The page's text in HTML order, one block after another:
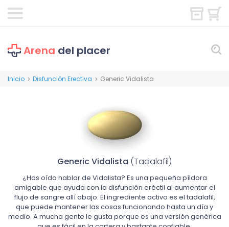
Arena del placer
Inicio > Disfunción Erectiva > Generic Vidalista
Generic Vidalista (Tadalafil)
¿Has oído hablar de Vidalista? Es una pequeña píldora
amigable que ayuda con la disfunción eréctil al aumentar el
flujo de sangre allí abajo. El ingrediente activo es el tadalafil,
que puede mantener las cosas funcionando hasta un día y
medio. A mucha gente le gusta porque es una versión genérica